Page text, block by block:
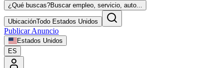
¿Qué buscas?Buscar empleo, servicio, auto...
UbicaciónTodo Estados Unidos
Publicar Anuncio
Estados Unidos
ES